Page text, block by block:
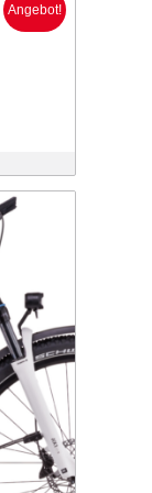
Angebot!